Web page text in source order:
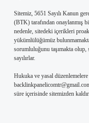
Sitemiz, 5651 Sayılı Kanun
(BTK) tarafından onaylanmış
nedenle, sitedeki içerikleri
yükümlülüğümüz
sorumluluğunu taşımakta
sayılırlar.
Hukuka ve yasal
süre içerisinde sitemizden